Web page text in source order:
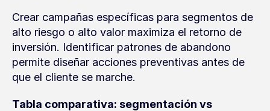
Crear campañas específicas para segmentos de
alto riesgo o alto valor maximiza el retorno de
inversión. Identificar patrones de abandono
permite diseñar acciones preventivas antes de
que el cliente se marche.
Tabla comparativa: segmentación vs